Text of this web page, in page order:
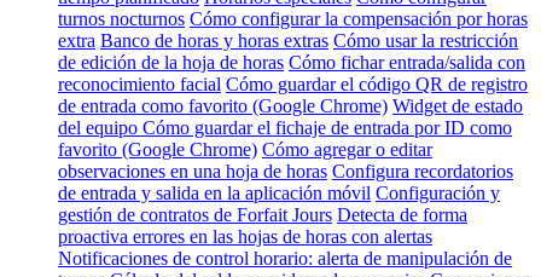
turnos nocturnos Cómo configurar la compensación por horas
extra Banco de horas y horas extras Cómo usar la restricción
de edición de la hoja de horas Cómo fichar entrada/salida con
reconocimiento facial Cómo guardar el código QR de registro
de entrada como favorito (Google Chrome) Widget de estado
del equipo Cómo guardar el fichaje de entrada por ID como
favorito (Google Chrome) Cómo agregar o editar
observaciones en una hoja de horas Configura recordatorios
de entrada y salida en la aplicación móvil Configuración y
gestión de contratos de Forfait Jours Detecta de forma
proactiva errores en las hojas de horas con alertas
Notificaciones de control horario: alerta de manipulación de